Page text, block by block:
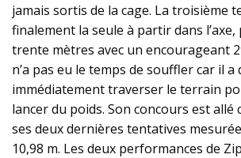
jamais sortis de la cage. La troisième
finalement la seule à partir dans l’axe,
trente mètres avec un encourageant
n’a pas eu le temps de souffler car il a
immédiatement traverser le terrain
lancer du poids. Son concours est allé
ses deux dernières tentatives
10,98 m. Les deux performances de